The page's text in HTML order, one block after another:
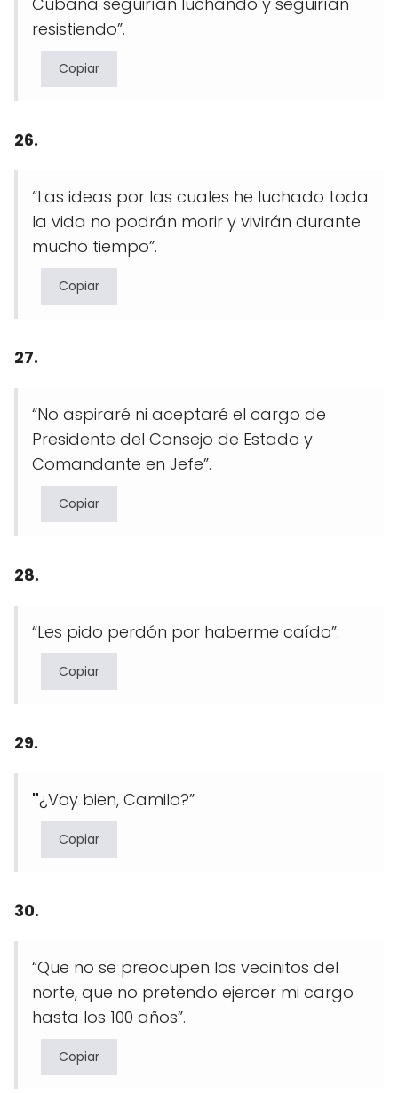
resistiendo”.
Copiar
26.
“Las ideas por las cuales he luchado toda
la vida no podrán morir y vivirán durante
mucho tiempo”.
Copiar
27.
“No aspiraré ni aceptaré el cargo de
Presidente del Consejo de Estado y
Comandante en Jefe”.
Copiar
28.
“Les pido perdón por haberme caído”.
Copiar
29.
"¿Voy bien, Camilo?”
Copiar
30.
“Que no se preocupen los vecinitos del
norte, que no pretendo ejercer mi cargo
hasta los 100 años”.
Copiar